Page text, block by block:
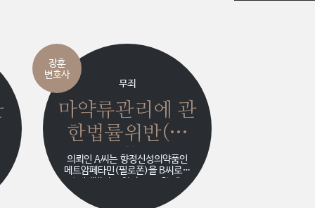
장훈
변호사
무죄
마약류관리에 관
한법률위반(향
정)
의뢰인 A씨는 향정신성의약품인
메트암페타민(필로폰)을 B씨로부
암페타민(필로폰)을 C씨에게 매
도하였다하였다는 혐의로 입건되